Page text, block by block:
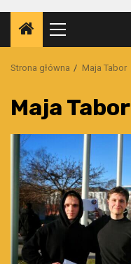
Menu
główne
Strona główna Maja Tabor
Maja Tabor